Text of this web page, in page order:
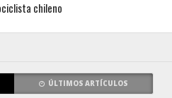
chileno
ÚLTIMOS ARTÍCULOS